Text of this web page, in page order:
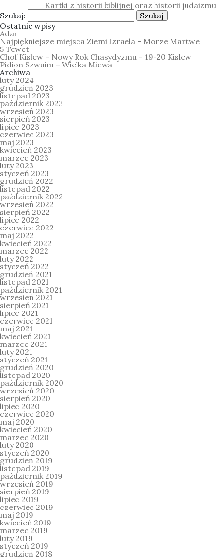
Kartki z historii biblijnej oraz historii judaizmu
Szukaj:
Ostatnie wpisy
Adar
Najpiękniejsze miejsca Ziemi Izraela – Morze Martwe
5 Tewet
Chof Kislew – Nowy Rok Chasydyzmu – 19-20 Kislew
Pidion Szwuim – Wielka Micwa
Archiwa
luty 2024
grudzień 2023
listopad 2023
październik 2023
wrzesień 2023
sierpień 2023
lipiec 2023
czerwiec 2023
maj 2023
kwiecień 2023
marzec 2023
luty 2023
styczeń 2023
grudzień 2022
listopad 2022
październik 2022
wrzesień 2022
sierpień 2022
lipiec 2022
czerwiec 2022
maj 2022
kwiecień 2022
marzec 2022
luty 2022
styczeń 2022
grudzień 2021
listopad 2021
październik 2021
wrzesień 2021
sierpień 2021
lipiec 2021
czerwiec 2021
maj 2021
kwiecień 2021
marzec 2021
luty 2021
styczeń 2021
grudzień 2020
listopad 2020
październik 2020
wrzesień 2020
sierpień 2020
lipiec 2020
czerwiec 2020
maj 2020
kwiecień 2020
marzec 2020
luty 2020
styczeń 2020
grudzień 2019
listopad 2019
październik 2019
wrzesień 2019
sierpień 2019
lipiec 2019
czerwiec 2019
maj 2019
kwiecień 2019
marzec 2019
luty 2019
styczeń 2019
grudzień 2018